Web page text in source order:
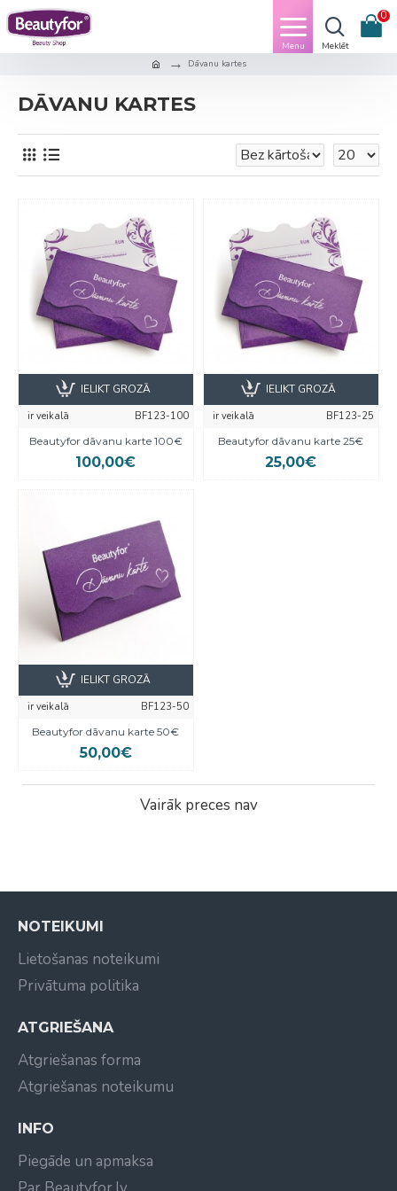
0
Dāvanu kartes
DĀVANU KARTES
ir veikalā
BF123-100
Beautyfor dāvanu karte 100€
100,00€
IELIKT GROZĀ
ir veikalā
BF123-25
Beautyfor dāvanu karte 25€
25,00€
IELIKT GROZĀ
ir veikalā
BF123-50
Beautyfor dāvanu karte 50€
50,00€
IELIKT GROZĀ
Vairāk preces nav
NOTEIKUMI
Lietošanas noteikumi
Privātuma politika
ATGRIEŠANA
Atgriešanas forma
Atgriešanas noteikumu
INFO
Piegāde un apmaksa